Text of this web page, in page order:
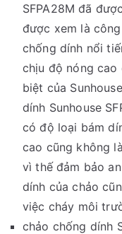
SFPA28M đã
được xem là
chống dính nổi
chịu độ nóng cao
biệt của
dính Sunhouse
có độ loại bám
cao cũng không
vì thế đảm bảo
dính của chảo
việc cháy môi
chảo chống dính